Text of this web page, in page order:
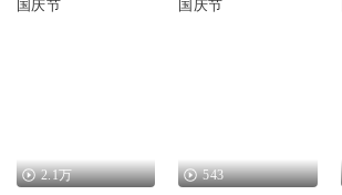
国庆节 国庆节
2.1万 543